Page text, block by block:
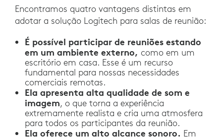
Encontramos quatro vantagens distintas em
adotar a solução Logitech para salas de reunião:
É possível participar de reuniões estando
em um ambiente externo, como em um
escritório em casa. Esse é um recurso
fundamental para nossas necessidades
comerciais remotas.
Ela apresenta alta qualidade de som e
imagem, o que torna a experiência
extremamente realista e cria uma atmosfera
para todos os participantes da reunião.
Ela oferece um alto alcance sonoro. Em